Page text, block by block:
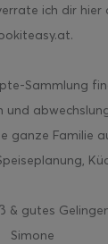
ich dir hier
Sammlung
und
ganze Familie
& gutes
Simone